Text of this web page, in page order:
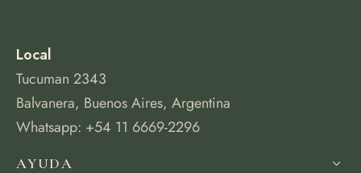
Local
Tucuman 2343
Balvanera, Buenos Aires, Argentina
Whatsapp: +54 11 6669-2296
AYUDA